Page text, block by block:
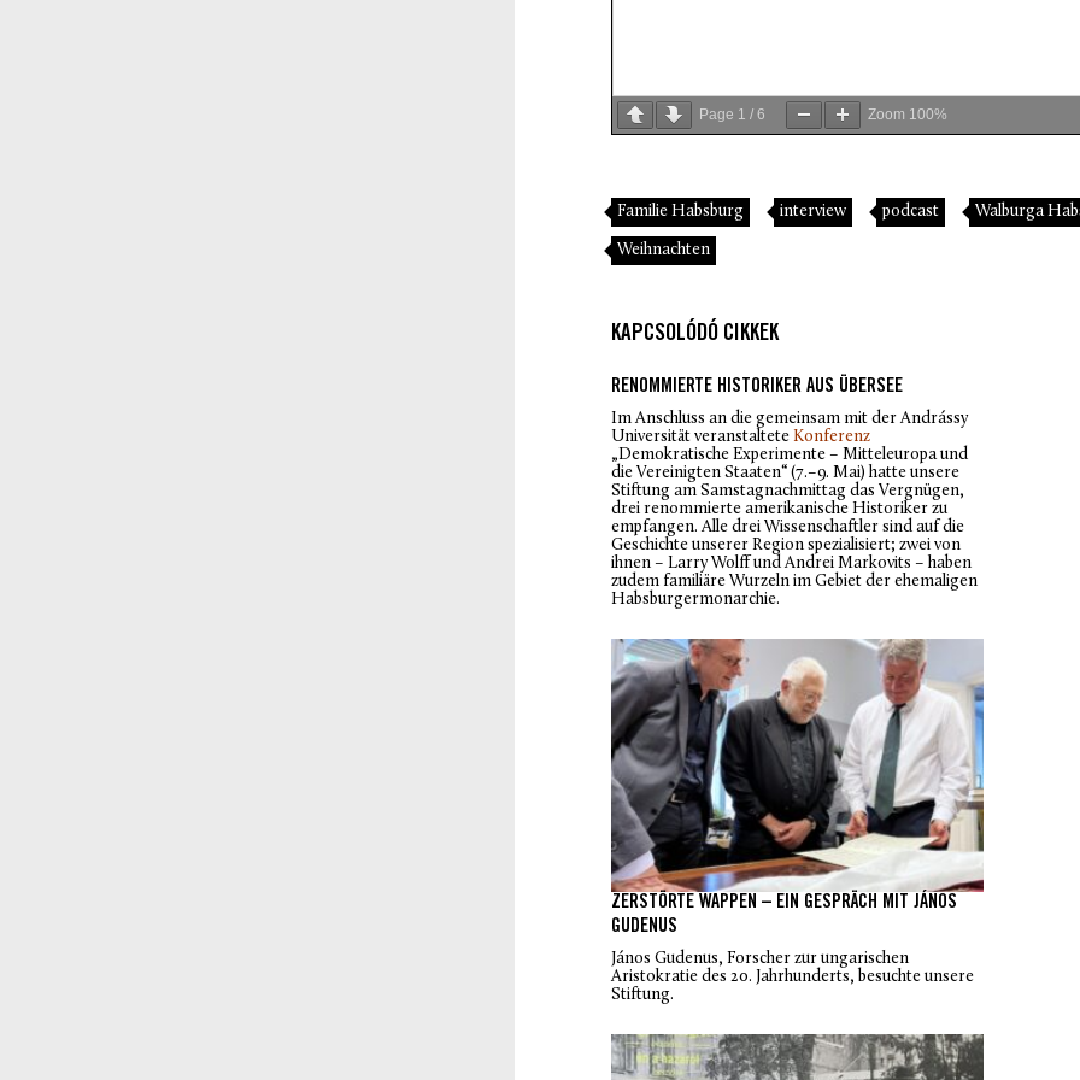
Page 1 / 6 Zoom 100%
Familie Habsburg interview podcast Walburga
Weihnachten
KAPCSOLÓDÓ CIKKEK
RENOMMIERTE HISTORIKER AUS ÜBERSEE
Im Anschluss an die gemeinsam mit der Andrássy
Universität veranstaltete Konferenz
„Demokratische Experimente – Mitteleuropa und
die Vereinigten Staaten“ (7.–9. Mai) hatte unsere
Stiftung am Samstagnachmittag das Vergnügen,
drei renommierte amerikanische Historiker zu
empfangen. Alle drei Wissenschaftler sind auf die
Geschichte unserer Region spezialisiert; zwei von
ihnen – Larry Wolff und Andrei Markovits – haben
zudem familiäre Wurzeln im Gebiet der ehemaligen
Habsburgermonarchie.
ZERSTÖRTE WAPPEN – EIN GESPRÄCH MIT JÁNOS
GUDENUS
János Gudenus, Forscher zur ungarischen
Aristokratie des 20. Jahrhunderts, besuchte unsere
Stiftung.